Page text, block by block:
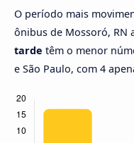
O período mais
ônibus de Mossoró, RN
tarde têm o menor
e São Paulo, com 4